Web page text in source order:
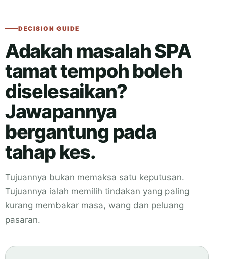
DECISION GUIDE
Adakah masalah SPA
tamat tempoh boleh
diselesaikan?
Jawapannya
bergantung pada
tahap kes.
Tujuannya bukan memaksa satu keputusan.
Tujuannya ialah memilih tindakan yang paling
kurang membakar masa, wang dan peluang
pasaran.